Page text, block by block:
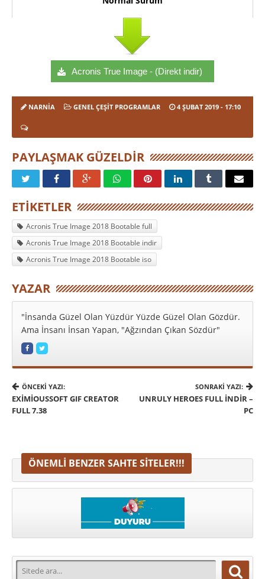
Acronis True Image - (Direkt indir)
NARNIA GENEL ÇEŞIT PROGRAMLAR 4 ŞUBAT 2019 - 17:10
PAYLAŞMAK GÜZELDIR
ETIKETLER
Acronis True Image 2018 Bootable full
Acronis True Image 2018 Bootable indir
Acronis True Image 2018 Bootable iso
YAZAR
"İnsanda Güzel Olan Yüzdür Yüzde Güzel Olan Gözdür.
Ama İnsanı İnsan Yapan, "Ağzından Çıkan Sözdür"
ÖNCEKI YAZI:
EXIMIOUSSOFT GIF CREATOR
FULL 7.38
SONRAKI YAZI:
UNRULY HEROES FULL INDIR –
PC
ÖNEMLI BENZER SAHTE SITELER!!!